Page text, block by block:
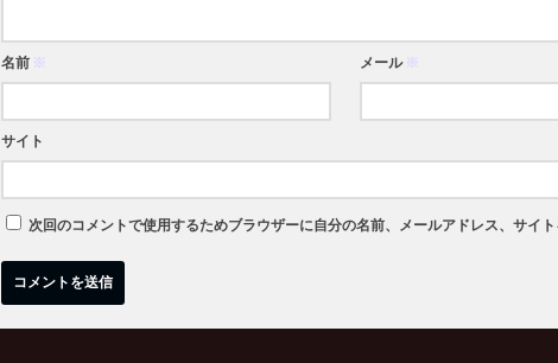
名前 ※ メール ※
サイト
次回のコメントで使用するためブラウザーに自分の名前、メールアドレス、サイト